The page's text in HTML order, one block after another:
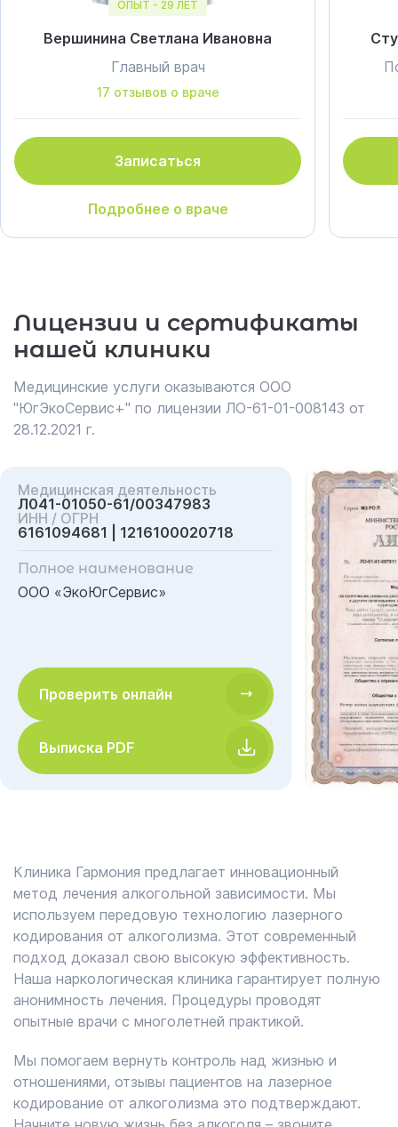
ОПЫТ - 29 ЛЕТ
Вершинина Светлана Ивановна
Главный врач
17 отзывов о враче
Записаться
Подробнее о враче
Лицензии и сертификаты
нашей клиники
Медицинские услуги оказываются ООО
"ЮгЭкоСервис+" по лицензии ЛО-61-01-008143 от
28.12.2021 г.
Медицинская деятельность
Л041-01050-61/00347983
ИНН / ОГРН
6161094681 | 1216100020718
Полное наименование
ООО «ЭкоЮгСервис»
Проверить онлайн
Выписка PDF
Клиника Гармония предлагает инновационный
метод лечения алкогольной зависимости. Мы
используем передовую технологию лазерного
кодирования от алкоголизма. Этот современный
подход доказал свою высокую эффективность.
Наша наркологическая клиника гарантирует полную
анонимность лечения. Процедуры проводят
опытные врачи с многолетней практикой.
Мы помогаем вернуть контроль над жизнью и
отношениями, отзывы пациентов на лазерное
кодирование от алкоголизма это подтверждают.